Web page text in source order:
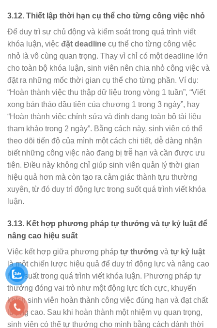
3.12. Thiết lập thời hạn cụ thể cho từng công việc nhỏ
Để duy trì sự chủ động và kiểm soát trong quá trình viết
khóa luận, việc đặt deadline cụ thể cho từng công việc
nhỏ là vô cùng quan trọng. Thay vì chỉ có một deadline lớn
cho toàn bộ khóa luận, sinh viên nên chia nhỏ công việc và
đặt ra những mốc thời gian cụ thể cho từng phần. Ví dụ:
“Hoàn thành việc thu thập dữ liệu trong vòng 1 tuần”, “Viết
xong bản thảo đầu tiên của chương 1 trong 3 ngày”, hay
“Hoàn thành việc chỉnh sửa và định dạng toàn bộ tài liệu
tham khảo trong 2 ngày”. Bằng cách này, sinh viên có thể
theo dõi tiến độ của mình một cách chi tiết, dễ dàng nhận
biết những công việc nào đang bị trễ hạn và cần được ưu
tiên. Điều này không chỉ giúp sinh viên quản lý thời gian
hiệu quả hơn mà còn tạo ra cảm giác thành tựu thường
xuyên, từ đó duy trì động lực trong suốt quá trình viết khóa
luận.
3.13. Kết hợp phương pháp tự thưởng và tự kỷ luật để
nâng cao hiệu suất
Việc kết hợp giữa phương pháp tự thưởng và tự kỷ luật
là một chiến lược hiệu quả để duy trì động lực và nâng cao
hiệu suất trong quá trình viết khóa luận. Phương pháp tự
thưởng đóng vai trò như một động lực tích cực, khuyến
khích sinh viên hoàn thành công việc đúng hạn và đạt chất
lượng cao. Sau khi hoàn thành một nhiệm vụ quan trọng,
sinh viên có thể tự thưởng cho mình bằng cách dành thời